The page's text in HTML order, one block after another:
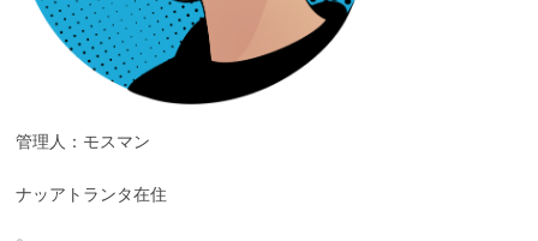
管理人：モスマン
ナッアトランタ在住